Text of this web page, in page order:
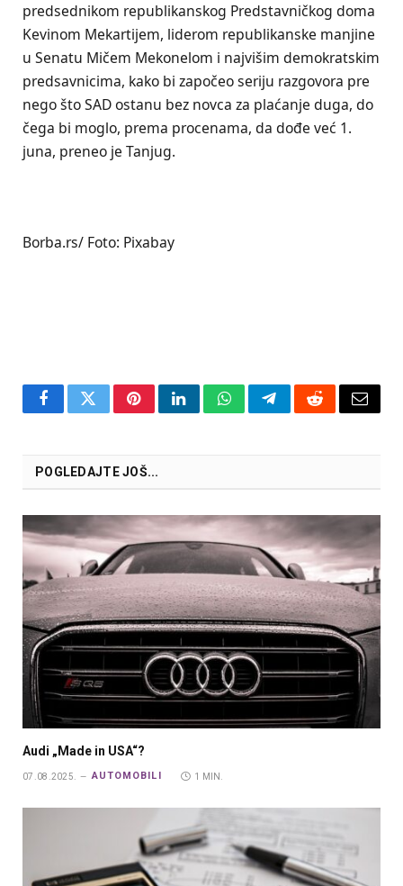
predsednikom republikanskog Predstavničkog doma
Kevinom Mekartijem, liderom republikanske manjine
u Senatu Mičem Mekonelom i najvišim demokratskim
predsavnicima, kako bi započeo seriju razgovora pre
nego što SAD ostanu bez novca za plaćanje duga, do
čega bi moglo, prema procenama, da dođe već 1.
juna, preneo je Tanjug.
Borba.rs/ Foto: Pixabay
FacebookTwitterPinterestLinkedInWhatsAppTelegramRedditEmail
POGLEDAJTE JOŠ...
Audi „Made in USA“?
07.08.2025. AUTOMOBILI 1 MIN.